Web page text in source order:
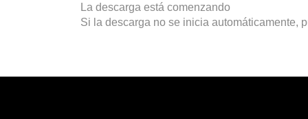
La descarga está comenzando
Si la descarga no se inicia automáticamente,